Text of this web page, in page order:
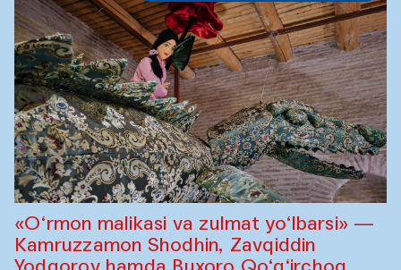
«O‘rmon malikasi va zulmat yo‘lbarsi» —
Kamruzzamon Shodhin, Zavqiddin